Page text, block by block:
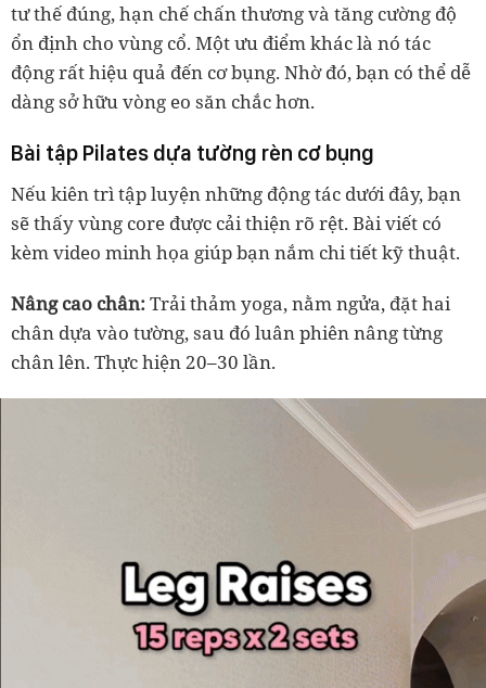
tư thế đúng, hạn chế chấn thương và tăng cường độ
ổn định cho vùng cổ. Một ưu điểm khác là nó tác
động rất hiệu quả đến cơ bụng. Nhờ đó, bạn có thể dễ
dàng sở hữu vòng eo săn chắc hơn.
Bài tập Pilates dựa tường rèn cơ bụng
Nếu kiên trì tập luyện những động tác dưới đây, bạn
sẽ thấy vùng core được cải thiện rõ rệt. Bài viết có
kèm video minh họa giúp bạn nắm chi tiết kỹ thuật.
Nâng cao chân:Trải thảm yoga, nằm ngửa, đặt hai
chân dựa vào tường, sau đó luân phiên nâng từng
chân lên. Thực hiện 20–30 lần.